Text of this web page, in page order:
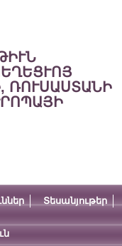
ՌՈՒՍԱՍՏԱՆԻ
Տեսանյութեր